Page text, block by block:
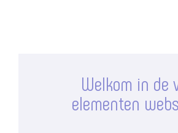
Welkom in de
elementen